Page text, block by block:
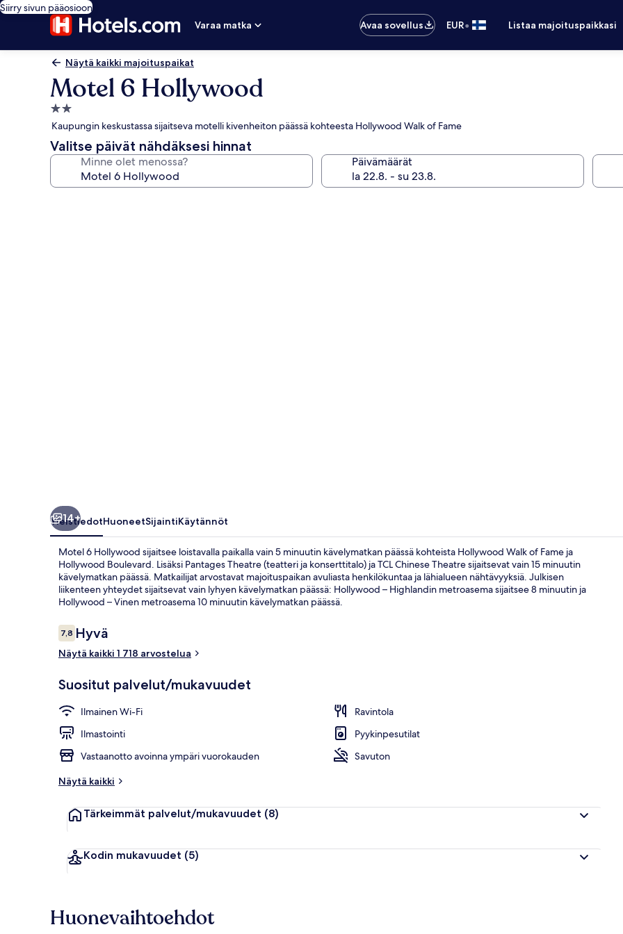
Siirry sivun pääosioon
Varaa matka
Avaa sovellus EUR• Listaa majoituspaikkasi
Näytä kaikki majoituspaikat
Motel 6 Hollywood
2.0
tähden
majoituspaikka
Kaupungin keskustassa sijaitseva motelli kivenheiton päässä kohteesta Hollywood Walk of Fame
Valitse päivät nähdäksesi hinnat
Minne olet menossa? Päivämäärät
14+
YleistiedotHuoneetSijaintiKäytännöt
Motel 6 Hollywood sijaitsee loistavalla paikalla vain 5 minuutin kävelymatkan päässä kohteista Hollywood Walk of Fame ja
Hollywood Boulevard. Lisäksi Pantages Theatre (teatteri ja konserttitalo) ja TCL Chinese Theatre sijaitsevat vain 15 minuutin
kävelymatkan päässä. Matkailijat arvostavat majoituspaikan avuliasta henkilökuntaa ja lähialueen nähtävyyksiä. Julkisen
liikenteen yhteydet sijaitsevat vain lyhyen kävelymatkan päässä: Hollywood – Highlandin metroasema sijaitsee 8 minuutin ja
Hollywood – Vinen metroasema 10 minuutin kävelymatkan päässä.
Arvostelut
7,87,8 kautta 10.
Hyvä
Näytä kaikki 1 718 arvostelua
Suositut palvelut/mukavuudet
Ilmainen Wi-Fi
Ravintola
Ilmastointi
Pyykinpesutilat
Vastaanotto avoinna ympäri vuorokauden
Savuton
Näytä kaikki
Tärkeimmät palvelut/mukavuudet (8)
Kodin mukavuudet (5)
Huonevaihtoehdot